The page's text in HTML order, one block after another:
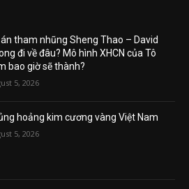
tham nhũng Sheng Thao – David
đi về đâu? Mô hình XHCN của Tô
bao giờ sẽ thành?
5, 2026
hoảng kim cương vàng Việt Nam
5, 2026